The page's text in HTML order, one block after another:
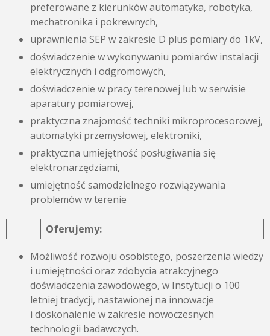
preferowane z kierunków automatyka, robotyka,
mechatronika i pokrewnych,
uprawnienia SEP w zakresie D plus pomiary do 1kV,
doświadczenie w wykonywaniu pomiarów instalacji
elektrycznych i odgromowych,
doświadczenie w pracy terenowej lub w serwisie
aparatury pomiarowej,
praktyczna znajomość techniki mikroprocesorowej,
automatyki przemysłowej, elektroniki,
praktyczna umiejętność posługiwania się
elektronarzędziami,
umiejętność samodzielnego rozwiązywania
problemów w terenie
Oferujemy:
Możliwość rozwoju osobistego, poszerzenia wiedzy
i umiejętności oraz zdobycia atrakcyjnego
doświadczenia zawodowego, w Instytucji o 100
letniej tradycji, nastawionej na innowacje
i doskonalenie w zakresie nowoczesnych
technologii badawczych.